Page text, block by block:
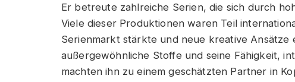
Er betreute zahlreiche Serien, die sich durch
Viele dieser Produktionen waren Teil
Serienmarkt stärkte und neue kreative Ansätze
außergewöhnliche Stoffe und seine Fähigkeit,
machten ihn zu einem geschätzten Partner in